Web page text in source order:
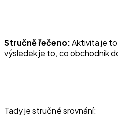
Stručně řečeno:Aktivita je
výsledek je to, co obchodník
Tady je stručné srovnání: